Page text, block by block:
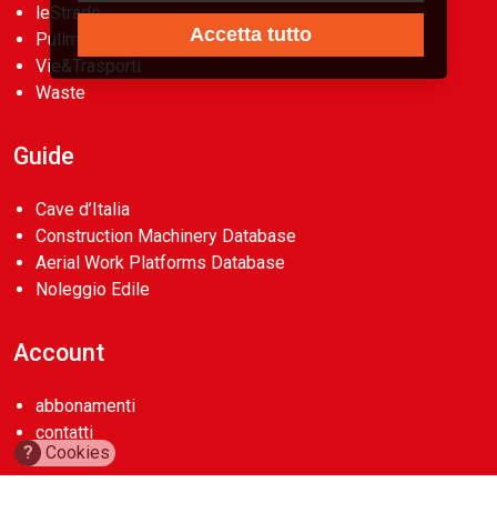
leStrade
Pullman
Vie&Trasporti
Waste
Guide
Cave d’Italia
Construction Machinery Database
Aerial Work Platforms Database
Noleggio Edile
Account
abbonamenti
contatti
? Cookies
Accetta tutto